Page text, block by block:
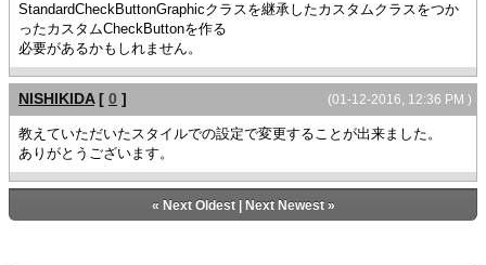
StandardCheckButtonGraphicクラスを継承したカスタムクラスをつか
ったカスタムCheckButtonを作る
必要があるかもしれません。
(01-12-2016, 12:36 PM )
NISHIKIDA [ 0 ]
教えていただいたスタイルでの設定で変更することが出来ました。
ありがとうございます。
« Next Oldest| Next Newest»